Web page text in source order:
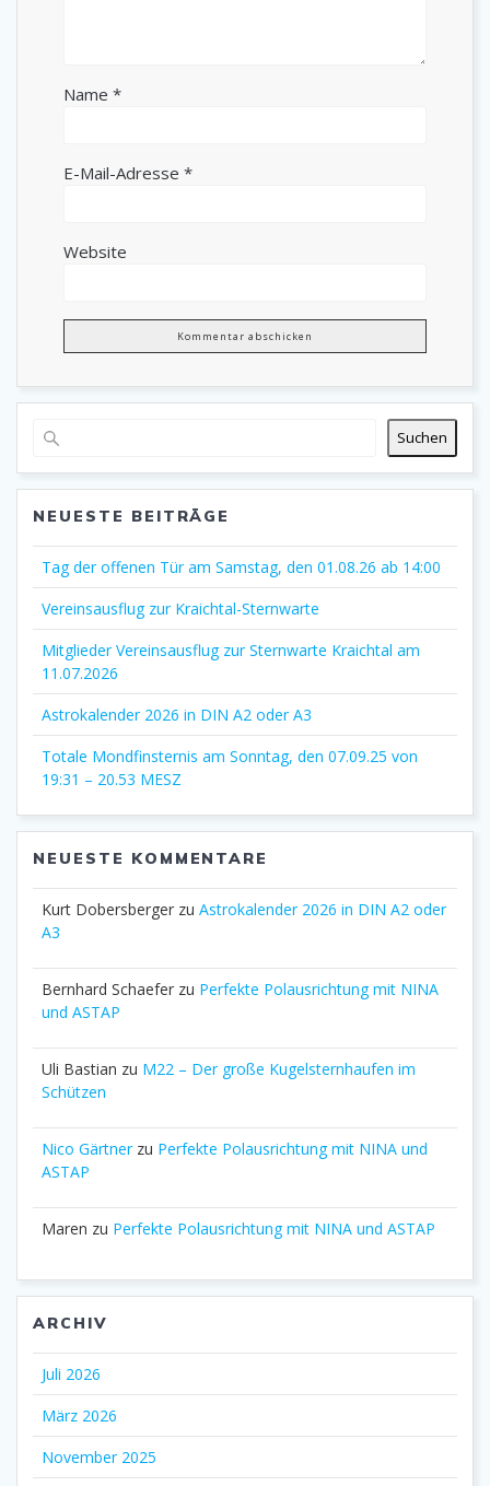
Name *
E-Mail-Adresse *
Website
Suchen
NEUESTE BEITRÄGE
Tag der offenen Tür am Samstag, den 01.08.26 ab 14:00
Vereinsausflug zur Kraichtal-Sternwarte
Mitglieder Vereinsausflug zur Sternwarte Kraichtal am
11.07.2026
Astrokalender 2026 in DIN A2 oder A3
Totale Mondfinsternis am Sonntag, den 07.09.25 von
19:31 – 20.53 MESZ
NEUESTE KOMMENTARE
Kurt Dobersberger zu Astrokalender 2026 in DIN A2 oder
A3
Bernhard Schaefer zu Perfekte Polausrichtung mit NINA
und ASTAP
Uli Bastian zu M22 – Der große Kugelsternhaufen im
Schützen
Nico Gärtnerzu Perfekte Polausrichtung mit NINA und
ASTAP
Maren zu Perfekte Polausrichtung mit NINA und ASTAP
ARCHIV
Juli 2026
März 2026
November 2025